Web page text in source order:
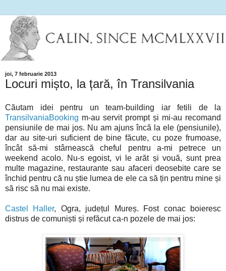
joi, 7 februarie 2013
Locuri mișto, la țară, în Transilvania
Căutam idei pentru un team-building iar fetili de la
TransilvaniaBooking m-au servit prompt și mi-au recomand
pensiunile de mai jos. Nu am ajuns încă la ele (pensiunile),
dar au site-uri suficient de bine făcute, cu poze frumoase,
încât să-mi stârnească cheful pentru a-mi petrece un
weekend acolo. Nu-s egoist, vi le arăt și vouă, sunt prea
multe magazine, restaurante sau afaceri deosebite care se
închid pentru că nu știe lumea de ele ca să țin pentru mine și
să risc să nu mai existe.
Castel Haller, Ogra, județul Mureș. Fost conac boieresc
distrus de comuniști și refăcut ca-n pozele de mai jos: